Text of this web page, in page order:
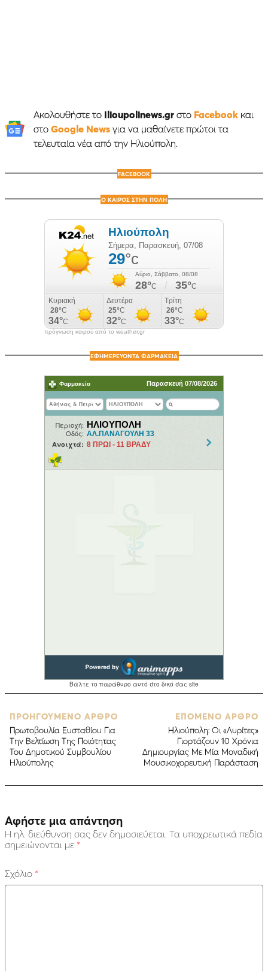
Ακολουθήστε το Ilioupolinews.grστο Facebookκαι
στο Google Newsγια να μαθαίνετε πρώτοι τα
τελευταία νέα από την Ηλιούπολη.
FACEBOOK
Ο ΚΑΙΡΟΣ ΣΤΗΝ ΠΟΛΗ
πρόγνωση καιρού από το weather.gr
ΕΦΗΜΕΡΕΥΟΝΤΑ ΦΑΡΜΑΚΕΙΑ
ΠΡΟΗΓΟΥΜΕΝΟ ΑΡΘΡΟ
Πρωτοβουλία Ευσταθίου Για
Την Βελτίωση Της Ποιότητας
Του Δημοτικού Συμβουλίου
Ηλιούπολης
ΕΠΟΜΕΝΟ ΑΡΘΡΟ
Ηλιούπολη: Οι «Λυρίτες»
Γιορτάζουν 10 Χρόνια
Δημιουργίας Με Μία Μοναδική
Μουσικοχορευτική Παράσταση
Αφήστε μια απάντηση
Η ηλ. διεύθυνση σας δεν δημοσιεύεται. Τα υποχρεωτικά πεδία
σημειώνονται με *
Σχόλιο *